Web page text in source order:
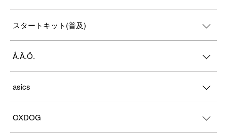
スタートキット(普及)
Å.Ä.Ö.
asics
OXDOG